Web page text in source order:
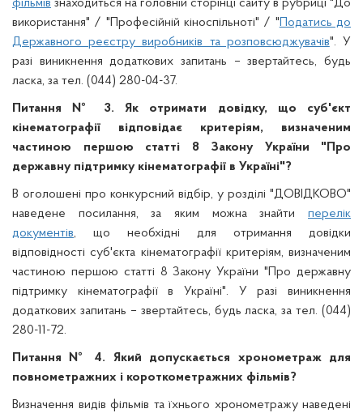
фільмів знаходиться на головній сторінці сайту в рубриці "До
використання" / "Професійній кіноспільноті" / " Податись до
Державного реєстру виробників та розповсюджувачів". У
разі виникнення додаткових запитань – звертайтесь, будь
ласка, за тел. (044) 280-04-37.
Питання № 3. Як отримати довідку, що суб'єкт
кінематографії відповідає критеріям, визначеним
частиною першою статті 8 Закону України "Про
державну підтримку кінематографії в Україні"?
В оголошені про конкурсний відбір, у розділі "ДОВІДКОВО"
наведене посилання, за яким можна знайти перелік
документів, що необхідні для отримання довідки
відповідності суб'єкта кінематографії критеріям, визначеним
частиною першою статті 8 Закону України "Про державну
підтримку кінематографії в Україні". У разі виникнення
додаткових запитань – звертайтесь, будь ласка, за тел. (044)
280-11-72.
Питання № 4. Який допускається хронометраж для
повнометражних і короткометражних фільмів?
Визначення видів фільмів та їхнього хронометражу наведені